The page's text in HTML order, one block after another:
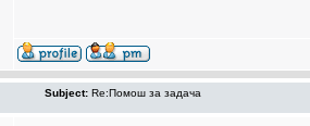
Subject: Re:Помош за задача